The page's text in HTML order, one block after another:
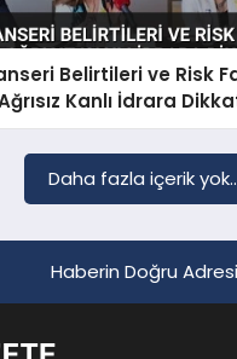
Belirtileri ve Risk
Kanlı İdrara
Daha fazla içerik
Haberin Doğru Adresi